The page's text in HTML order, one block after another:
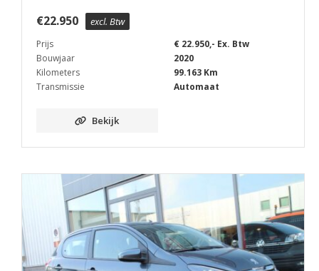
€22.950 excl. Btw
Prijs
€ 22.950,- Ex. Btw
Bouwjaar
2020
Kilometers
99.163 Km
Transmissie
Automaat
Bekijk